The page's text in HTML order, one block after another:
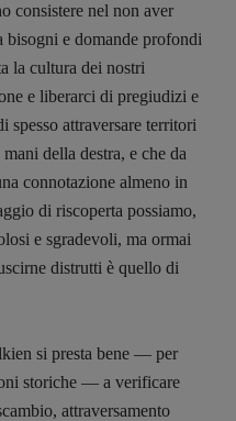
consistere nel non aver
bisogni e domande profondi
la cultura dei nostri
e liberarci di pregiudizi e
attraversare territori
della destra, e che da
connotazione almeno in
di riscoperta possiamo,
e sgradevoli, ma ormai
distrutti è quello di
si presta bene — per
storiche — a verificare
attraversamento